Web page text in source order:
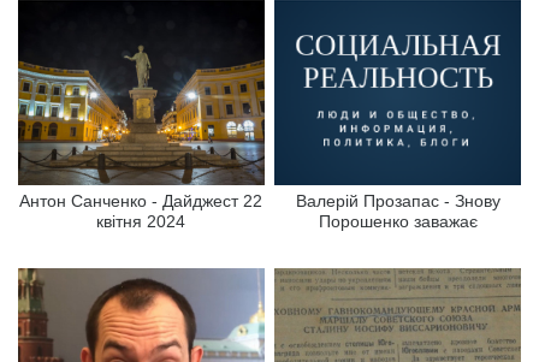
Антон Санченко - Дайджест 22
квітня 2024
Валерій Прозапас - Знову
Порошенко заважає